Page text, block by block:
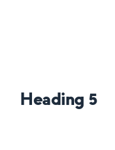
Heading 5